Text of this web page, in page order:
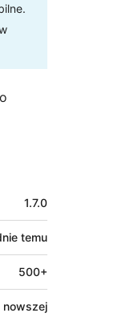
1.7.0
temu
500+
nowszej